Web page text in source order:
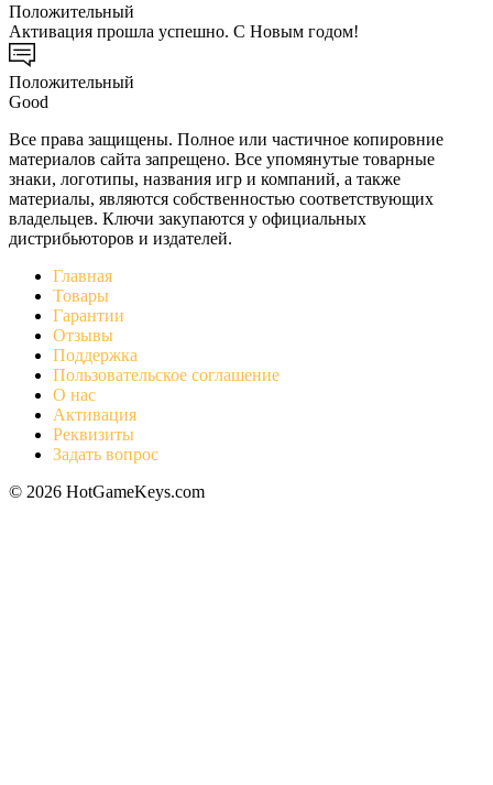
Положительный
Активация прошла успешно. С Новым годом!
Положительный
Good
Все права защищены. Полное или частичное копировние
материалов сайта запрещено. Все упомянутые товарные
знаки, логотипы, названия игр и компаний, а также
материалы, являются собственностью соответствующих
владельцев. Ключи закупаются у официальных
дистрибьюторов и издателей.
Главная
Товары
Гарантии
Отзывы
Поддержка
Пользовательское соглашение
О нас
Активация
Реквизиты
Задать вопрос
© 2026 HotGameKeys.com